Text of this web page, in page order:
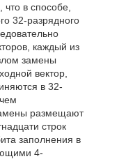
что в способе,
32-разрядного
каждый из
замены
вектор,
в 32-
размещают
строк
заполнения в
4-